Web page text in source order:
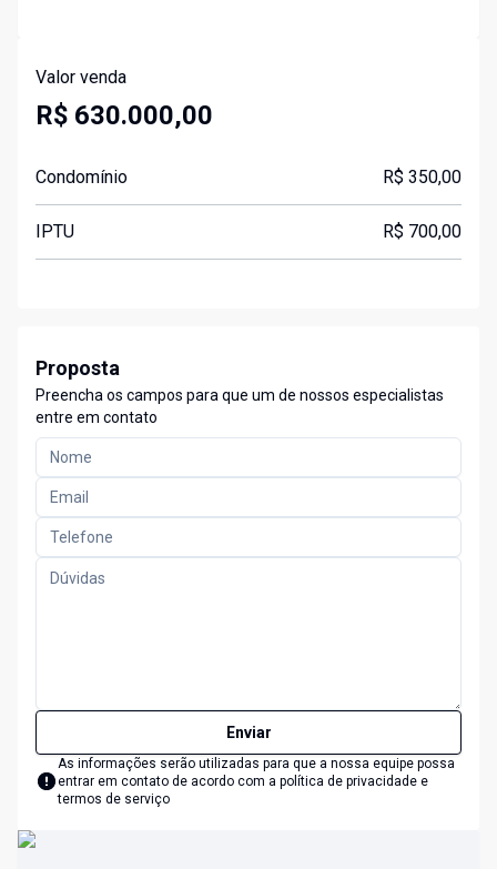
Valor venda
R$ 630.000,00
Condomínio R$ 350,00
IPTU R$ 700,00
Proposta
Preencha os campos para que um de nossos especialistas
entre em contato
Enviar
As informações serão utilizadas para que a nossa equipe possa
entrar em contato de acordo com a política de privacidade e
termos de serviço